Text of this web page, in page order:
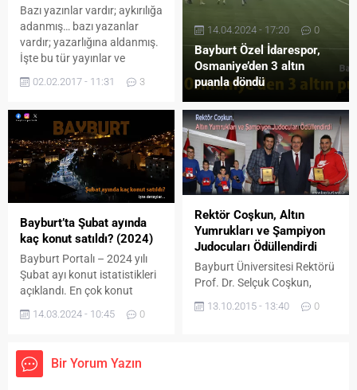
amacıyla Bayburt Belediyesi
Temizlik İşleri Müdürü
Bazı yazınlar vardır; aykırılığa
adanmış… bazı yazanlar
vardır; yazarlığına aldanmış.
İşte bu tür yayınlar ve
yazmakla yazmamak
doğrusu. Ve edebiyatın ucuz
bir örgü olmadığını belirtmek
adına sarıldım kalemime…
Günümüzde bilişim ve
teknoloji çağın gerekliliği
ölçüsünde sürekli gelişim
göstermektedir. Bu hızlı
gelişen teknoloji ve özellikle
de...
02.02.2017 - 11:31 3
Bayburt Özel İdarespor,
Osmaniye’den 3 altın
puanla döndü
14.04.2024 - 17:20 0
Bayburt’ta Şubat ayında
kaç konut satıldı? (2024)
Bayburt Portalı – 2024 yılı
Şubat ayı konut istatistikleri
açıklandı. En çok konut
satılan iller ile en az konut
satılan iller hangileri? 2024
kaç konut satıldı? işte
detaylar… Türkiye genelinde
14.03.2024 - 10:45 0
Rektör Coşkun, Altın
Yumrukları ve Şampiyon
Judocuları Ödüllendirdi
Bayburt Üniversitesi Rektörü
Prof. Dr. Selçuk Coşkun,
şampiyon olan Bayburtlu
boksörleri ve Bayburt’a
13.10.2015 - 13:40 0
Bir Yorum Yazın